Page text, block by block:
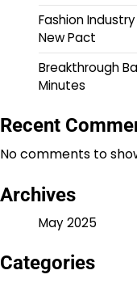
Fashion
New Pact
Breakthrough
Minutes
Recent
No comments to
Archives
May 2025
Categories